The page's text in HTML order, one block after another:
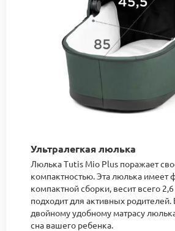
Ультралегкая люлька
Люлька Tutis Mio Plus поражает
компактностью. Эта люлька имеет
компактной сборки, весит всего
подходит для активных родителей.
двойному удобному матрасу
сна вашего ребенка.